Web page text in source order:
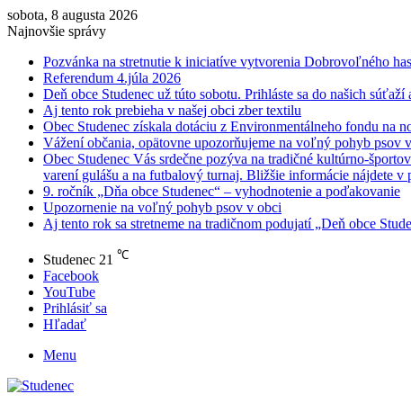
sobota, 8 augusta 2026
Najnovšie správy
Pozvánka na stretnutie k iniciatíve vytvorenia Dobrovoľného
Referendum 4.júla 2026
Deň obce Studenec už túto sobotu. Prihláste sa do našich
Aj tento rok prebieha v našej obci zber textilu
Obec Studenec získala dotáciu z Environmentálneho fondu na
Vážení občania, opätovne upozorňujeme na voľný pohyb psov
Obec Studenec Vás srdečne pozýva na tradičné kultúrno-
varení gulášu a na futbalový turnaj. Bližšie informácie nájdete
9. ročník „Dňa obce Studenec“ – vyhodnotenie a poďakovanie
Upozornenie na voľný pohyb psov v obci
Aj tento rok sa stretneme na tradičnom podujatí „Deň obce
Studenec 21 ℃
Facebook
YouTube
Prihlásiť sa
Hľadať
Menu